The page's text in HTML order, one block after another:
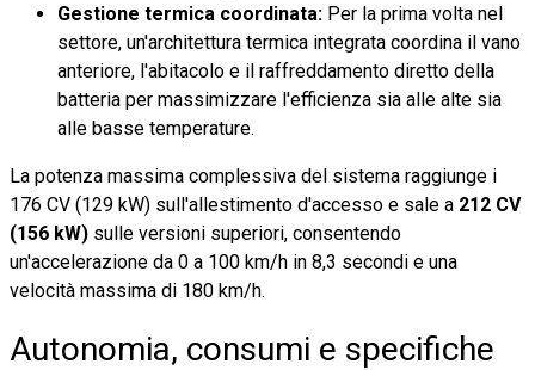
Gestione termica coordinata: Per la prima volta nel
settore, un'architettura termica integrata coordina il vano
anteriore, l'abitacolo e il raffreddamento diretto della
batteria per massimizzare l'efficienza sia alle alte sia
alle basse temperature.
La potenza massima complessiva del sistema raggiunge i
176 CV (129 kW) sull'allestimento d'accesso e sale a 212 CV
(156 kW) sulle versioni superiori, consentendo
un'accelerazione da 0 a 100 km/h in 8,3 secondi e una
velocità massima di 180 km/h.
Autonomia, consumi e specifiche